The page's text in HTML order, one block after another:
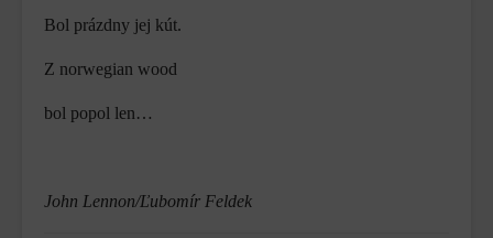
Bol prázdny jej kút.
Z norwegian wood
bol popol len…
John Lennon/Ľubomír Feldek